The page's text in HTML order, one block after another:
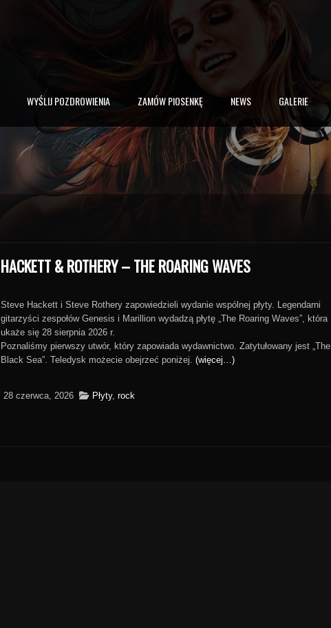
WYŚLIJ POZDROWIENIA ZAMÓW PIOSENKĘ NEWS GALERIE
HACKETT & ROTHERY – THE ROARING WAVES
Steve Hackett i Steve Rothery zapowiedzieli wydanie wspólnej płyty. Legendarni
gitarzyści zespołów Genesis i Marillion wydadzą płytę „The Roaring Waves”, która
ukaże się 28 sierpnia 2026 r.
Poznaliśmy pierwszy utwór, który zapowiada wydawnictwo. Zatytułowany jest „The
Black Sea”. Teledysk możecie obejrzeć poniżej. (więcej…)
28 czerwca, 2026 Płyty, rock